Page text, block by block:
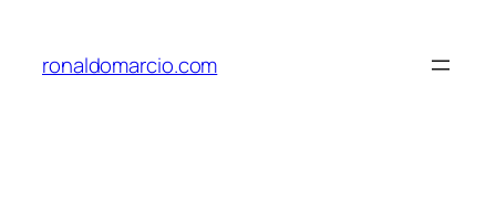
content
ronaldomarcio.com